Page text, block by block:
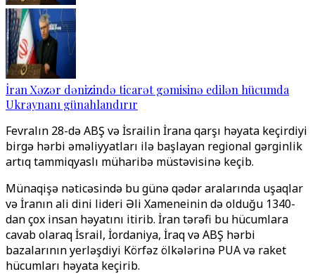
İran Xəzər dənizində ticarət gəmisinə edilən hücumda
Ukraynanı günahlandırır
Fevralın 28-də ABŞ və İsrailin İrana qarşı həyata keçirdiyi
birgə hərbi əməliyyatları ilə başlayan regional gərginlik
artıq tammiqyaslı müharibə müstəvisinə keçib.
Münaqişə nəticəsində bu günə qədər aralarında uşaqlar
və İranın ali dini lideri Əli Xameneinin də olduğu 1340-
dan çox insan həyatını itirib. İran tərəfi bu hücumlara
cavab olaraq İsrail, İordaniya, İraq və ABŞ hərbi
bazalarının yerləşdiyi Körfəz ölkələrinə PUA və raket
hücumları həyata keçirib.